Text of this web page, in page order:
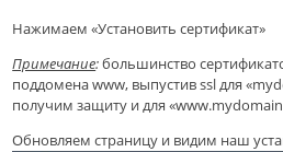
Нажимаем «Установить сертификат»
Примечание:большинство
поддомена www, выпустив ssl для
получим защиту и для
Обновляем страницу и видим наш